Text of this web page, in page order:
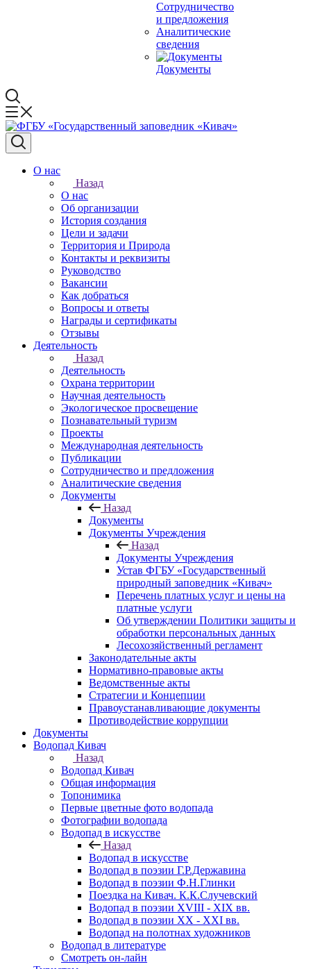
Сотрудничество
и предложения
Аналитические
сведения
Документы
О нас
Назад
О нас
Об организации
История создания
Цели и задачи
Территория и Природа
Контакты и реквизиты
Руководство
Вакансии
Как добраться
Вопросы и ответы
Награды и сертификаты
Отзывы
Деятельность
Назад
Деятельность
Охрана территории
Научная деятельность
Экологическое просвещение
Познавательный туризм
Проекты
Международная деятельность
Публикации
Сотрудничество и предложения
Аналитические сведения
Документы
Назад
Документы
Документы Учреждения
Назад
Документы Учреждения
Устав ФГБУ «Государственный
природный заповедник «Кивач»
Перечень платных услуг и цены на
платные услуги
Об утверждении Политики защиты и
обработки персональных данных
Лесохозяйственный регламент
Законодательные акты
Нормативно-правовые акты
Ведомственные акты
Стратегии и Концепции
Правоустанавливающие документы
Противодействие коррупции
Документы
Водопад Кивач
Назад
Водопад Кивач
Общая информация
Топонимика
Первые цветные фото водопада
Фотографии водопада
Водопад в искусстве
Назад
Водопад в искусстве
Водопад в поэзии Г.Р.Державина
Водопад в поэзии Ф.Н.Глинки
Поездка на Кивач. К.К.Случевский
Водопад в поэзии XVIII - XIX вв.
Водопад в поэзии XX - XXI вв.
Водопад на полотнах художников
Водопад в литературе
Смотреть он-лайн